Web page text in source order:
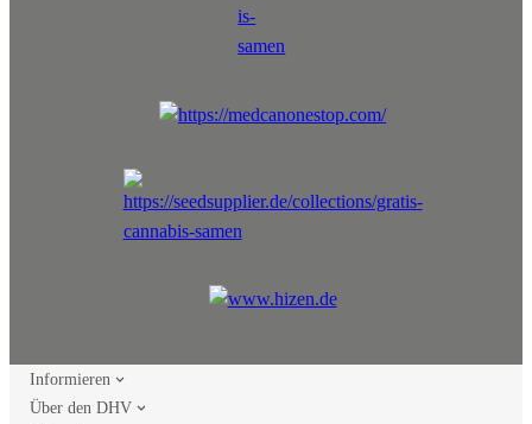
Informieren
Über den DHV